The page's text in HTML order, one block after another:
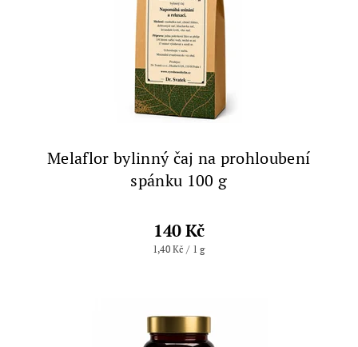
Melaflor bylinný čaj na prohloubení
spánku 100 g
140 Kč
1,40 Kč / 1 g